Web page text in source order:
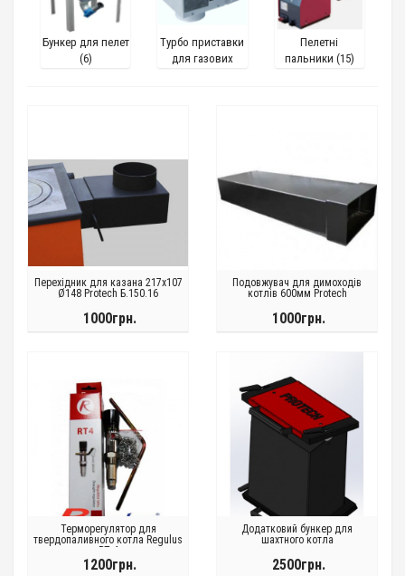
Бункер для пелет
(6)
Турбо приставки
для газових
Пелетні
пальники (15)
Перехідник для казана 217х107
Ø148 Protech Б.150.16
1000грн.
Подовжувач для димоходів
котлів 600мм Protech
1000грн.
Терморегулятор для
твердопаливного котла Regulus
RT 4
1200грн.
Додатковий бункер для
шахтного котла
2500грн.